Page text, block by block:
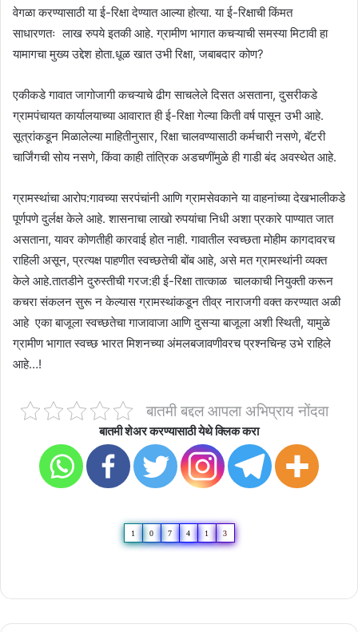
वेगळा करण्यासाठी या ई-रिक्षा देण्यात आल्या होत्या. या ई-रिक्षाची किंमत
साधारणतः लाख रुपये इतकी आहे. ग्रामीण भागात कचऱ्याची समस्या मिटावी हा
यामागचा मुख्य उद्देश होता.धूळ खात उभी रिक्षा, जबाबदार कोण?
एकीकडे गावात जागोजागी कचऱ्याचे ढीग साचलेले दिसत असताना, दुसरीकडे
ग्रामपंचायत कार्यालयाच्या आवारात ही ई-रिक्षा गेल्या किती वर्ष पासून उभी आहे.
सूत्रांकडून मिळालेल्या माहितीनुसार, रिक्षा चालवण्यासाठी कर्मचारी नसणे, बॅटरी
चार्जिंगची सोय नसणे, किंवा काही तांत्रिक अडचणींमुळे ही गाडी बंद अवस्थेत आहे.
ग्रामस्थांचा आरोप:गावच्या सरपंचांनी आणि ग्रामसेवकाने या वाहनांच्या देखभालीकडे
पूर्णपणे दुर्लक्ष केले आहे. शासनाचा लाखो रुपयांचा निधी अशा प्रकारे पाण्यात जात
असताना, यावर कोणतीही कारवाई होत नाही. गावातील स्वच्छता मोहीम कागदावरच
राहिली असून, प्रत्यक्ष पाहणीत स्वच्छतेची बोंब आहे, असे मत ग्रामस्थांनी व्यक्त
केले आहे.तातडीने दुरुस्तीची गरज:ही ई-रिक्षा तात्काळ चालकाची नियुक्ती करून
कचरा संकलन सुरू न केल्यास ग्रामस्थांकडून तीव्र नाराजगी वक्त करण्यात अळी
आहे एका बाजूला स्वच्छतेचा गाजावाजा आणि दुसऱ्या बाजूला अशी स्थिती, यामुळे
ग्रामीण भागात स्वच्छ भारत मिशनच्या अंमलबजावणीवरच प्रश्नचिन्ह उभे राहिले
आहे…!
बातमी बद्दल आपला अभिप्राय नोंदवा
बातमी शेअर करण्यासाठी येथे क्लिक करा
1 0 7 4 1 3